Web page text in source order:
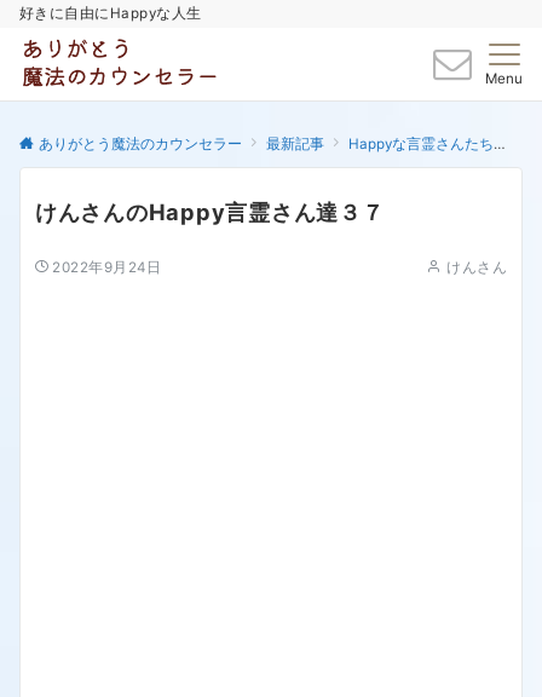
好きに自由にHappyな人生
Menu
ありがとう魔法のカウンセラー 最新記事 Happyな言霊さんたち
けんさんのHappy言霊さん達３７
2022年9月24日 けんさん